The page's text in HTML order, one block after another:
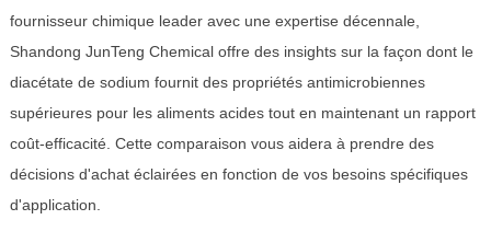
fournisseur chimique leader avec une expertise décennale,
Shandong JunTeng Chemical offre des insights sur la façon dont le
diacétate de sodium fournit des propriétés antimicrobiennes
supérieures pour les aliments acides tout en maintenant un rapport
coût-efficacité. Cette comparaison vous aidera à prendre des
décisions d'achat éclairées en fonction de vos besoins spécifiques
d'application.